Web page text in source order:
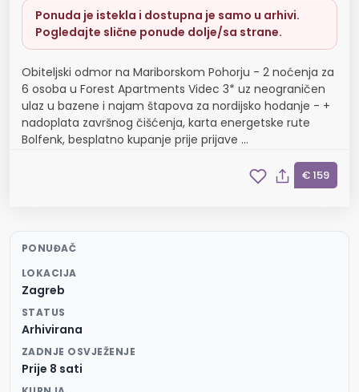
Ponuda je istekla i dostupna je samo u arhivi.
Pogledajte slične ponude dolje/sa strane.
Obiteljski odmor na Mariborskom Pohorju - 2 noćenja za
6 osoba u Forest Apartments Videc 3* uz neograničen
ulaz u bazene i najam štapova za nordijsko hodanje - +
nadoplata završnog čišćenja, karta energetske rute
Bolfenk, besplatno kupanje prije prijave ...
€ 159
PONUĐAČ
LOKACIJA
Zagreb
STATUS
Arhivirana
ZADNJE OSVJEŽENJE
Prije 8 sati